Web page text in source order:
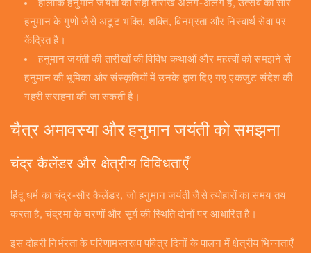
हालाँकि हनुमान जयंती की सही तारीख अलग-अलग है, उत्सव का सार
हनुमान के गुणों जैसे अटूट भक्ति, शक्ति, विनम्रता और निस्वार्थ सेवा पर
केंद्रित है।
हनुमान जयंती की तारीखों की विविध कथाओं और महत्वों को समझने से
हनुमान की भूमिका और संस्कृतियों में उनके द्वारा दिए गए एकजुट संदेश की
गहरी सराहना की जा सकती है।
चैत्र अमावस्या और हनुमान जयंती को समझना
चंद्र कैलेंडर और क्षेत्रीय विविधताएँ
हिंदू धर्म का चंद्र-सौर कैलेंडर, जो हनुमान जयंती जैसे त्योहारों का समय तय
करता है, चंद्रमा के चरणों और सूर्य की स्थिति दोनों पर आधारित है।
इस दोहरी निर्भरता के परिणामस्वरूप पवित्र दिनों के पालन में क्षेत्रीय भिन्नताएँ